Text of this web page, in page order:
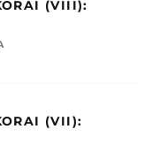
(VIII):
(VII):